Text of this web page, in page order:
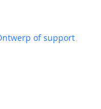
of support